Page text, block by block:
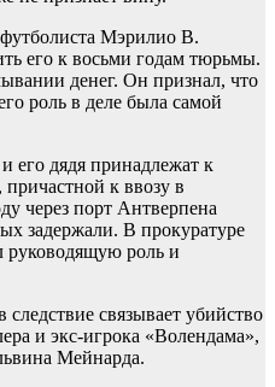
Мэрилио В.
его к восьми годам тюрьмы.
денег. Он признал, что
роль в деле была самой
его дядя принадлежат к
к ввозу в
через порт Антверпена
задержали. В прокуратуре
руководящую роль и
связывает убийство
и экс-игрока «Волендама»,
Мейнарда.